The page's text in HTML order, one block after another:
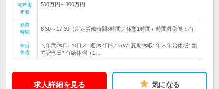
初年度
年収
500万円～800万円
勤務
時間
8:30～17:30（所定労働時間8時間／休憩1時間）時間外労働：有
休日
休暇
＼年間休日120日／* 週休2日制* GW* 夏期休暇* 年末年始休暇* 創
立記念日* 有給休暇（1…
求人詳細を見る 気になる